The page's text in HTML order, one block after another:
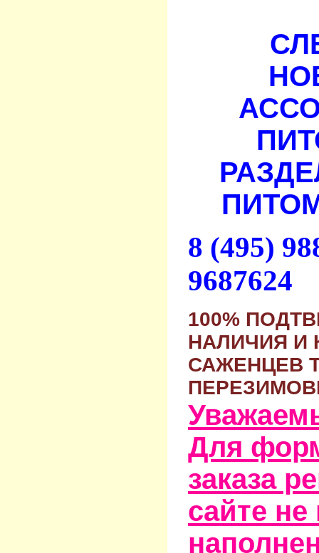
8 (495)
9687624
100%
НАЛИЧИЯ И
САЖЕНЦЕВ
Для
заказа
сайте